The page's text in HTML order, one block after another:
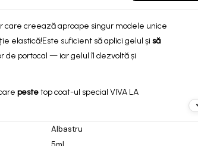
care creează aproape singur modele unice
elastică!Este suficient să aplici gelul și să
de portocal — iar gelul îl dezvoltă și
pestetop coat-ul special VIVA LA
Albastru